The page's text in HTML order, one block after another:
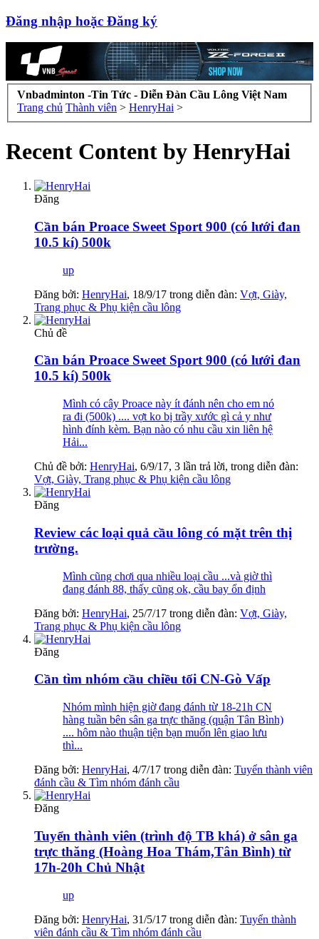
Đăng nhập hoặc Đăng ký
Vnbadminton -Tin Tức - Diễn Đàn Cầu Lông Việt Nam
Trang chủ Thành viên > HenryHai >
Recent Content by HenryHai
Đăng
Cần bán Proace Sweet Sport 900 (có lưới đan
10.5 kí) 500k
up
Đăng bởi: HenryHai, 18/9/17 trong diễn đàn: Vợt, Giày,
Trang phục & Phụ kiện cầu lông
Chủ đề
Cần bán Proace Sweet Sport 900 (có lưới đan
10.5 kí) 500k
Mình có cây Proace này ít đánh nên cho em nó
ra đi (500k) .... vợt ko bị trầy xước gì cả y như
hình đính kèm. Bạn nào có nhu cầu xin liên hệ
Hải...
Chủ đề bởi: HenryHai, 6/9/17, 3 lần trả lời, trong diễn đàn:
Vợt, Giày, Trang phục & Phụ kiện cầu lông
Đăng
Review các loại quả cầu lông có mặt trên thị
trường.
Mình cũng chơi qua nhiều loại cầu ...và giờ thì
đang đánh 88, thấy cũng ok, cầu bay ổn định
Đăng bởi: HenryHai, 25/7/17 trong diễn đàn: Vợt, Giày,
Trang phục & Phụ kiện cầu lông
Đăng
Cần tìm nhóm cầu chiều tối CN-Gò Vấp
Nhóm mình hiện giờ đang đánh từ 18-21h CN
hàng tuần bên sân ga trực thăng (quận Tân Bình)
.... hôm nào thuận tiện bạn muốn lên giao lưu
thì...
Đăng bởi: HenryHai, 4/7/17 trong diễn đàn: Tuyển thành viên
đánh cầu & Tìm nhóm đánh cầu
Đăng
Tuyển thành viên (trình độ TB khá) ở sân ga
trực thăng (Hoàng Hoa Thám,Tân Bình) từ
17h-20h Chủ Nhật
up
Đăng bởi: HenryHai, 31/5/17 trong diễn đàn: Tuyển thành
viên đánh cầu & Tìm nhóm đánh cầu